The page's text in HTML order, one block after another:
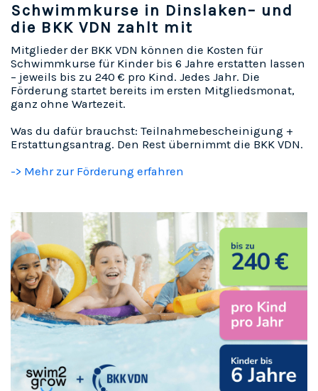
Schwimmkurse in Dinslaken– und
die BKK VDN zahlt mit
Mitglieder der BKK VDN können die Kosten für
Schwimmkurse für Kinder bis 6 Jahre erstatten lassen
– jeweils bis zu 240 € pro Kind. Jedes Jahr. Die
Förderung startet bereits im ersten Mitgliedsmonat,
ganz ohne Wartezeit.
Was du dafür brauchst: Teilnahmebescheinigung +
Erstattungsantrag. Den Rest übernimmt die BKK VDN.
-> Mehr zur Förderung erfahren